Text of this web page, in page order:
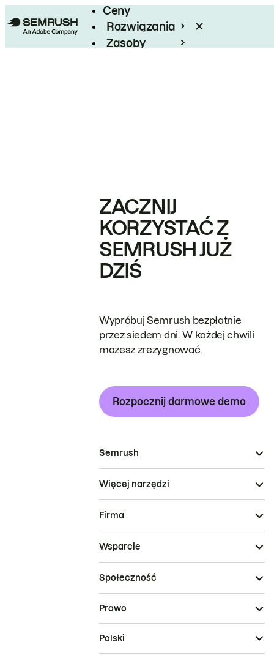
Ceny
Rozwiązania
Zasoby
ZACZNIJ
KORZYSTAĆ Z
SEMRUSH JUŻ
DZIŚ
Wypróbuj Semrush bezpłatnie
przez siedem dni. W każdej chwili
możesz zrezygnować.
Rozpocznij darmowe demo
Semrush
Więcej narzędzi
Firma
Wsparcie
Społeczność
Prawo
Polski